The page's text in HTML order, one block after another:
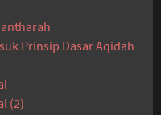
Prinsip Dasar Aqidah
(2)